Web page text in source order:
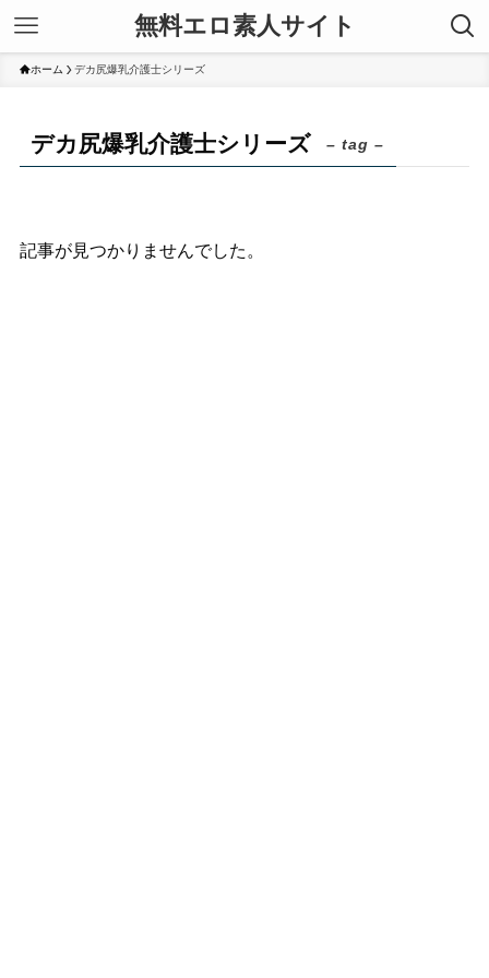
無料エロ素人サイト
ホーム デカ尻爆乳介護士シリーズ
デカ尻爆乳介護士シリーズ – tag –
記事が見つかりませんでした。